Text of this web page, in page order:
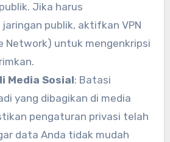
Jika harus
publik, aktifkan VPN
Network) untuk mengenkripsi
Media Sosial: Batasi
yang dibagikan di media
pengaturan privasi telah
data Anda tidak mudah